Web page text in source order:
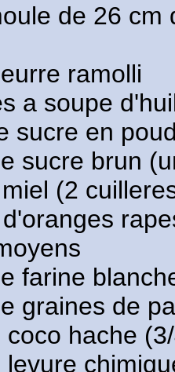
de 26
ramolli
a soupe
sucre en
sucre brun
(2
farine
graines de
coco hache
levure